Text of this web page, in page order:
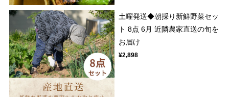
土曜発送◆朝採り新鮮野菜セッ
ト 8点 6月 近隣農家直送の旬を
お届け
¥2,898